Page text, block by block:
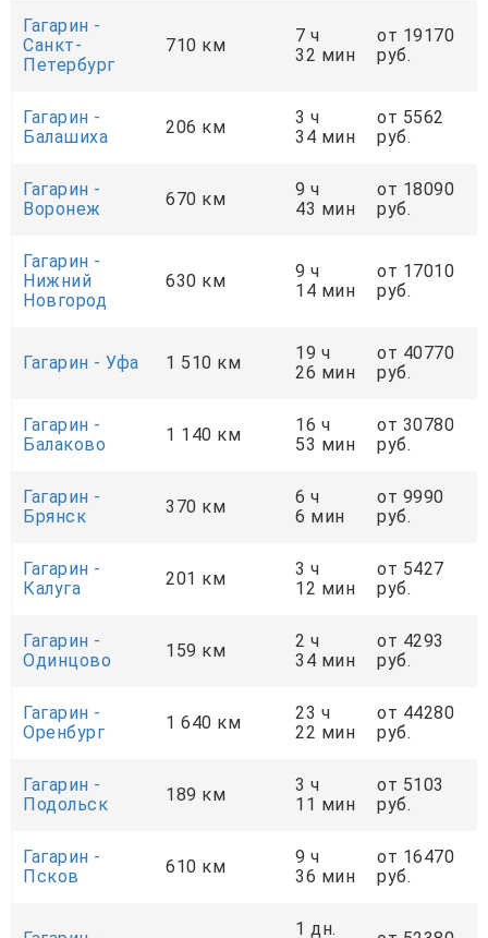
Гагарин -
Санкт-
Петербург
710 км
7 ч
32 мин
от 19170
руб.
Гагарин -
Балашиха
206 км
3 ч
34 мин
от 5562
руб.
Гагарин -
Воронеж
670 км
9 ч
43 мин
от 18090
руб.
Гагарин -
Нижний
Новгород
630 км
9 ч
14 мин
от 17010
руб.
Гагарин - Уфа 1 510 км
19 ч
26 мин
от 40770
руб.
Гагарин -
Балаково
1 140 км
16 ч
53 мин
от 30780
руб.
Гагарин -
Брянск
370 км
6 ч
6 мин
от 9990
руб.
Гагарин -
Калуга
201 км
3 ч
12 мин
от 5427
руб.
Гагарин -
Одинцово
159 км
2 ч
34 мин
от 4293
руб.
Гагарин -
Оренбург
1 640 км
23 ч
22 мин
от 44280
руб.
Гагарин -
Подольск
189 км
3 ч
11 мин
от 5103
руб.
Гагарин -
Псков
610 км
9 ч
36 мин
от 16470
руб.
1 дн.